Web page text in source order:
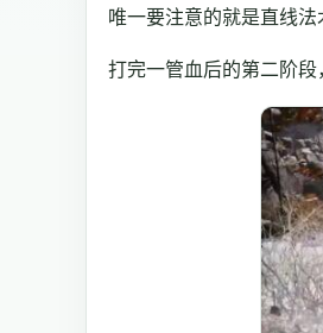
唯一要注意的就是直线
打完一管血后的第二阶段